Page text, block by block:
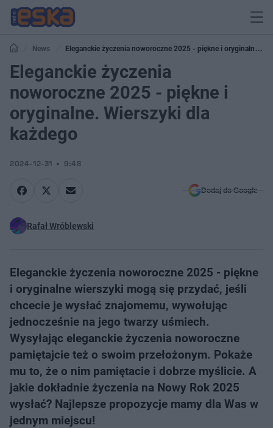
News
Eleganckie życzenia noworoczne 2025 - piękne i oryginalne.
Wierszyki dla każdego
Eleganckie życzenia
noworoczne 2025 - piękne i
oryginalne. Wierszyki dla
każdego
2024-12-31 9:48
Dodaj do Google
Rafał Wróblewski
Eleganckie życzenia noworoczne 2025 - piękne
i oryginalne wierszyki mogą się przydać, jeśli
chcecie je wysłać znajomemu, wywołując
jednocześnie na jego twarzy uśmiech.
Wysyłając eleganckie życzenia noworoczne
pamiętajcie też o swoim przełożonym. Pokaże
mu to, że o nim pamiętacie i dobrze myślicie. A
jakie dokładnie życzenia na Nowy Rok 2025
wysłać? Najlepsze propozycje mamy dla Was w
jednym miejscu!